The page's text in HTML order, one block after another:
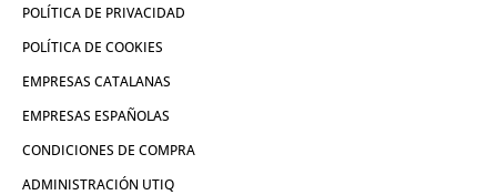
POLÍTICA DE PRIVACIDAD
POLÍTICA DE COOKIES
EMPRESAS CATALANAS
EMPRESAS ESPAÑOLAS
CONDICIONES DE COMPRA
ADMINISTRACIÓN UTIQ